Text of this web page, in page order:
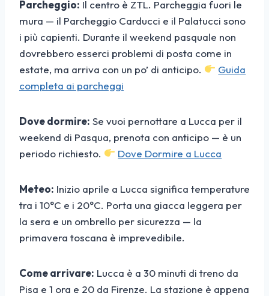
Parcheggio: Il centro è ZTL. Parcheggia fuori le
mura — il Parcheggio Carducci e il Palatucci sono
i più capienti. Durante il weekend pasquale non
dovrebbero esserci problemi di posta come in
estate, ma arriva con un po’ di anticipo.
Guida
completa ai parcheggi
Dove dormire: Se vuoi pernottare a Lucca per il
weekend di Pasqua, prenota con anticipo — è un
periodo richiesto.
Dove Dormire a Lucca
Meteo: Inizio aprile a Lucca significa temperature
tra i 10°C e i 20°C. Porta una giacca leggera per
la sera e un ombrello per sicurezza — la
primavera toscana è imprevedibile.
Come arrivare: Lucca è a 30 minuti di treno da
Pisa e 1 ora e 20 da Firenze. La stazione è appena